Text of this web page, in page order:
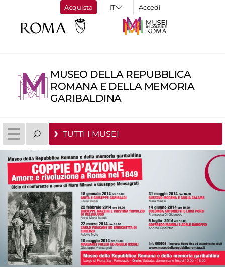
Acquista Accedi
MUSEO DELLA REPUBBLICA
ROMANA E DELLA MEMORIA
GARIBALDINA
TUTTI I MUSEI